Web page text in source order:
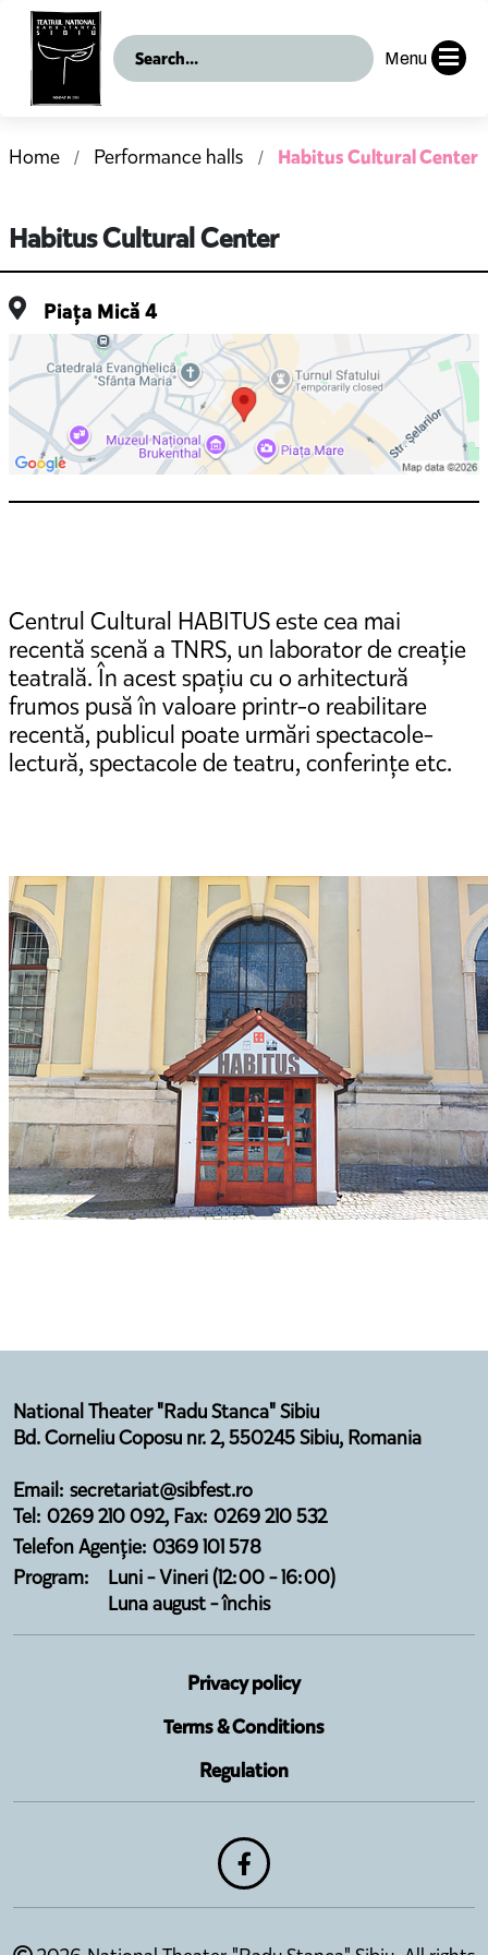
Menu
Home Performance halls Habitus Cultural Center
Habitus Cultural Center
Piața Mică 4
Centrul Cultural HABITUS este cea mai
recentă scenă a TNRS, un laborator de creație
teatrală. În acest spațiu cu o arhitectură
frumos pusă în valoare printr-o reabilitare
recentă, publicul poate urmări spectacole-
lectură, spectacole de teatru, conferințe etc.
National Theater "Radu Stanca" Sibiu
Bd. Corneliu Coposu nr. 2, 550245 Sibiu, Romania
Email: secretariat@sibfest.ro
Tel: 0269 210 092, Fax: 0269 210 532
Telefon Agenție: 0369 101 578
Program:
Luni - Vineri (12:00 - 16:00)
Luna august - închis
Privacy policy
Terms & Conditions
Regulation